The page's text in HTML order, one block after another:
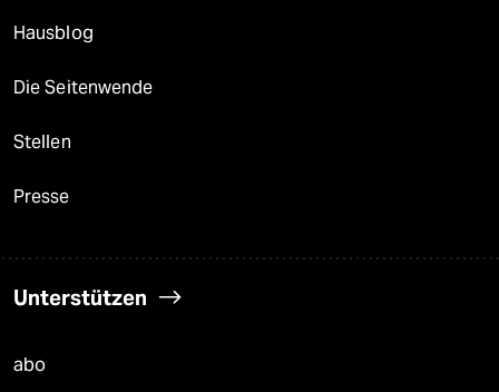
Hausblog
Die Seitenwende
Stellen
Presse
Unterstützen
abo